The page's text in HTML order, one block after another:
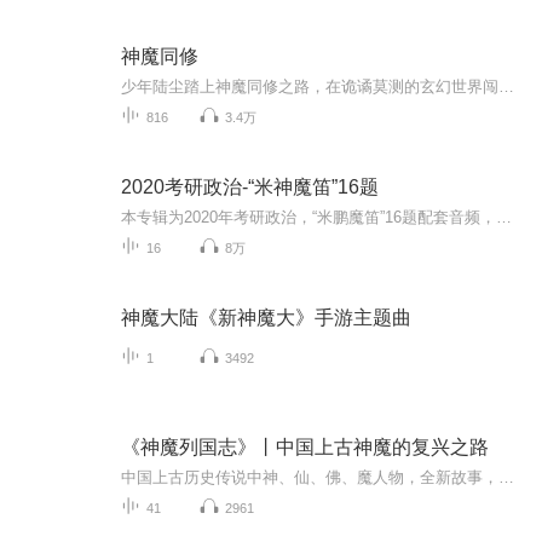
神魔同修
816 3.4万
2020考研政治-“米神魔笛”16题
16 8万
神魔大陆《新神魔大》手游主题曲
1 3492
《神魔列国志》丨中国上古神魔的复兴之路
41 2961